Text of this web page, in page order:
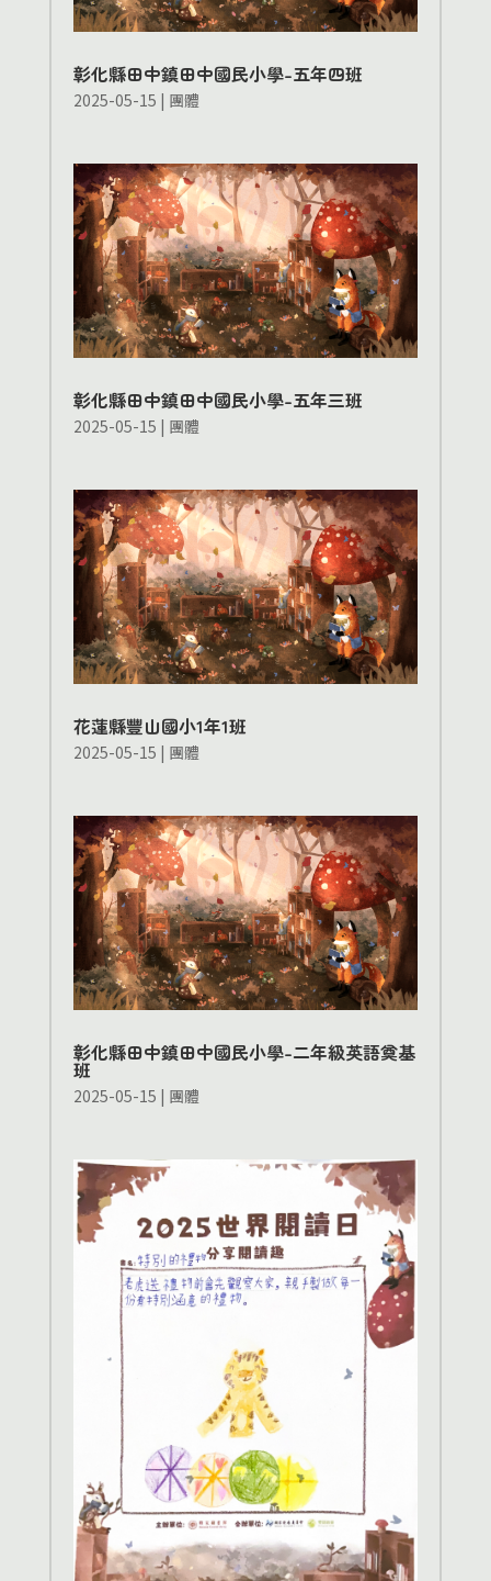
彰化縣田中鎮田中國民小學-五年四班
2025-05-15 | 團體
彰化縣田中鎮田中國民小學-五年三班
2025-05-15 | 團體
花蓮縣豐山國小1年1班
2025-05-15 | 團體
彰化縣田中鎮田中國民小學-二年級英語奠基
班
2025-05-15 | 團體